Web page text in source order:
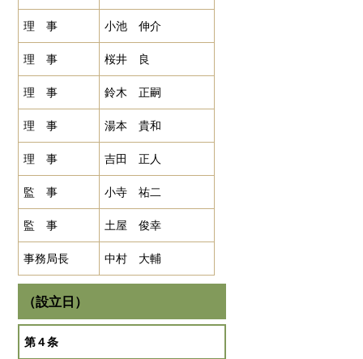
理 事 小池 伸介
理 事 桜井 良
理 事 鈴木 正嗣
理 事 湯本 貴和
理 事 吉田 正人
監 事 小寺 祐二
監 事 土屋 俊幸
事務局長 中村 大輔
（設立日）
第４条